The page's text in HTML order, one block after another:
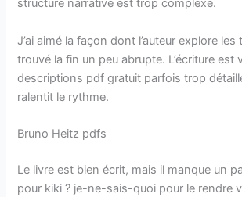
structure narrative est trop complexe.
J’ai aimé la façon dont l’auteur explore les
trouvé la fin un peu abrupte. L’écriture est
descriptions pdf gratuit parfois trop
ralentit le rythme.
Bruno Heitz pdfs
Le livre est bien écrit, mais il manque un
pour kiki ? je-ne-sais-quoi pour le rendre